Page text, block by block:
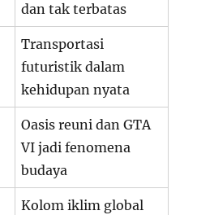
dan tak terbatas
Transportasi
futuristik dalam
kehidupan nyata
Oasis reuni dan GTA
VI jadi fenomena
budaya
Kolom iklim global